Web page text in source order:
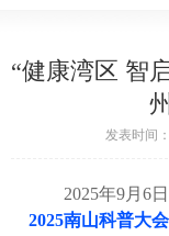
“健康湾区 智
发表时间
2025年9月6日
2025南山科普大